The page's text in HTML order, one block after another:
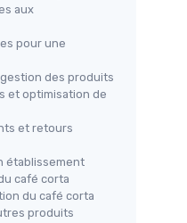
aux
pour une
des produits
et optimisation de
et retours
établissement
café corta
du café corta
produits